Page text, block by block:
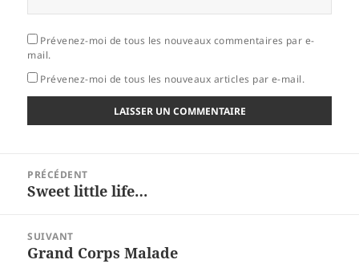
Prévenez-moi de tous les nouveaux commentaires par e-
mail.
Prévenez-moi de tous les nouveaux articles par e-mail.
l’article
PRÉCÉDENT
Article
Sweet little life…
SUIVANT
Article
Grand Corps Malade